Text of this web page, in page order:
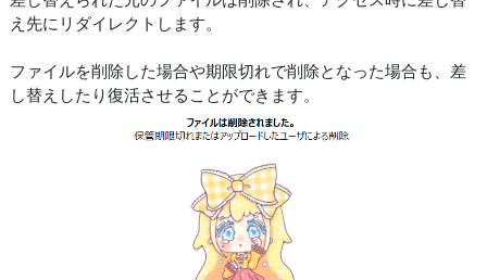
え先にリダイレクトします。
ファイルを削除した場合や期限切れで削除となった場合も、差
し替えしたり復活させることができます。